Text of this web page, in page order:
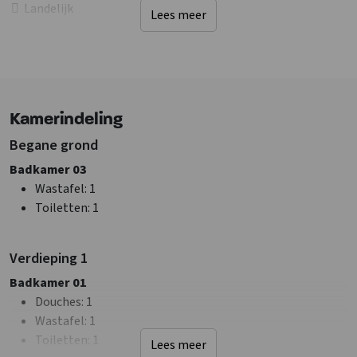
Landelijk
Jeu de boules
Barbecueën toegestaan
Kampvuurplaats
Sanitair
Badkamers: 2
Faciliteiten (Binnen)
Droger
Zithoek
Lees meer
Kamerindeling
Begane grond
Badkamer 03
Wastafel: 1
Toiletten: 1
Verdieping 1
Badkamer 01
Douches: 1
Wastafel: 1
Toiletten : 1
Lees meer